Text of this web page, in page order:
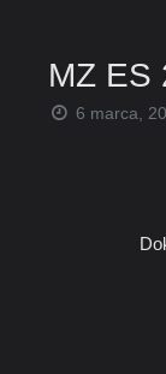
MZ ES
6 marca,